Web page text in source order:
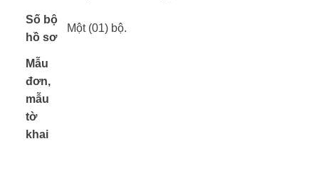
Số bộ
hồ sơ
Một (01) bộ.
Mẫu
đơn,
mẫu
tờ
khai